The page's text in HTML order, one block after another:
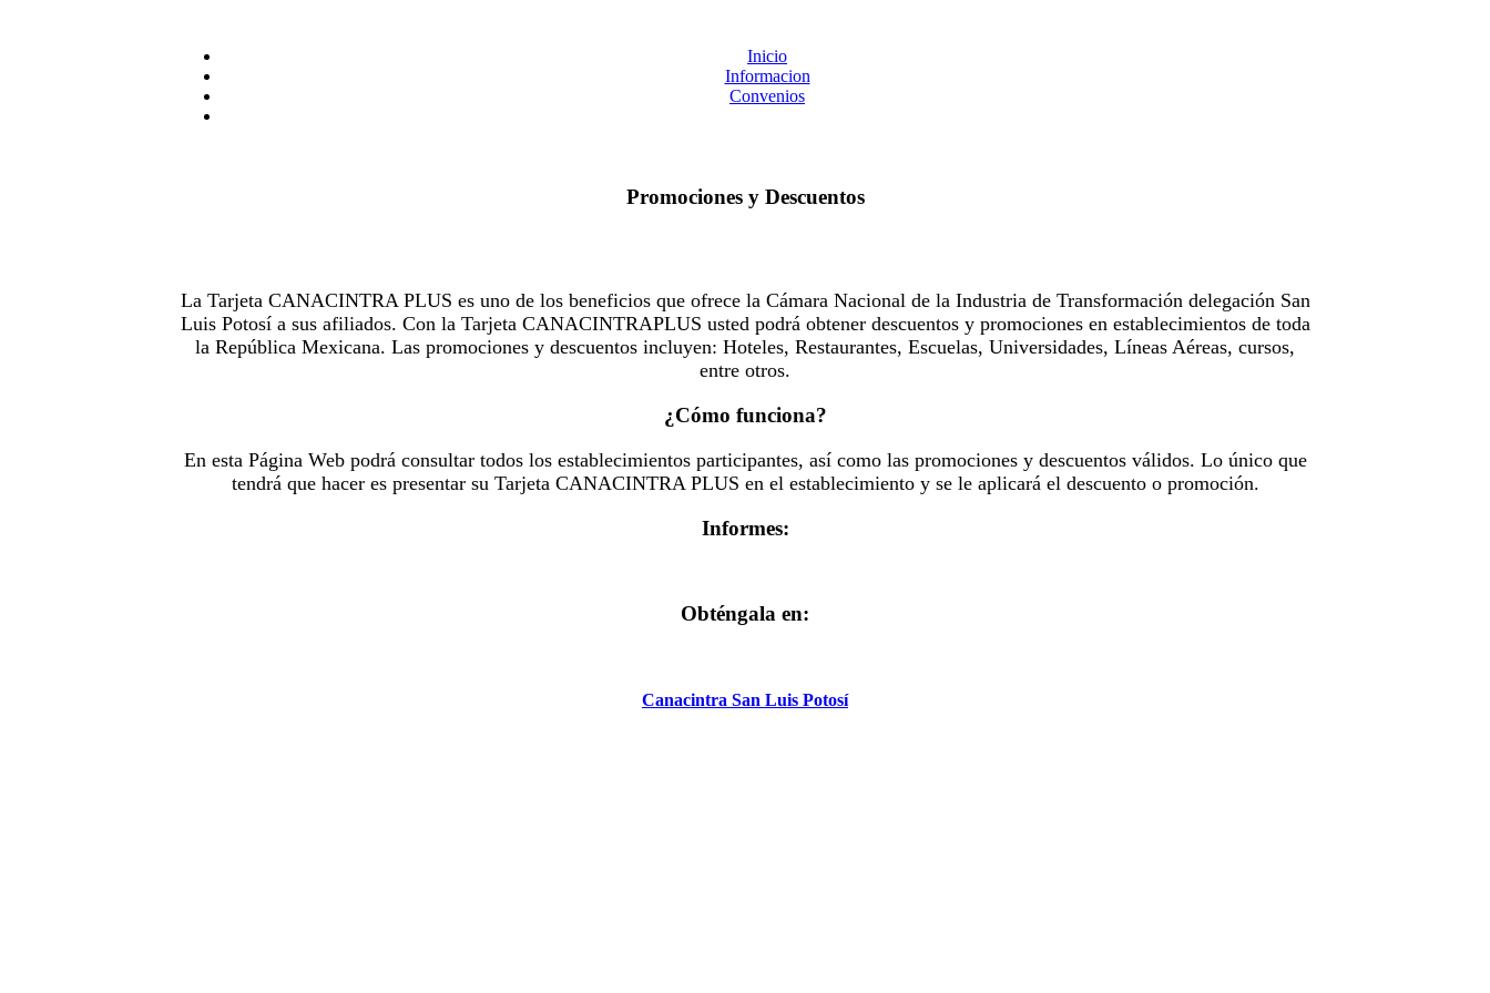
Inicio
Informacion
Convenios
Promociones y Descuentos
La Tarjeta CANACINTRA PLUS es uno de los beneficios que ofrece la Cámara Nacional de la Industria de Transformación delegación San
Luis Potosí a sus afiliados. Con la Tarjeta CANACINTRAPLUS usted podrá obtener descuentos y promociones en establecimientos de toda
la República Mexicana. Las promociones y descuentos incluyen: Hoteles, Restaurantes, Escuelas, Universidades, Líneas Aéreas, cursos,
entre otros.
¿Cómo funciona?
En esta Página Web podrá consultar todos los establecimientos participantes, así como las promociones y descuentos válidos. Lo único que
tendrá que hacer es presentar su Tarjeta CANACINTRA PLUS en el establecimiento y se le aplicará el descuento o promoción.
Informes:
Obténgala en:
Canacintra San Luis Potosí